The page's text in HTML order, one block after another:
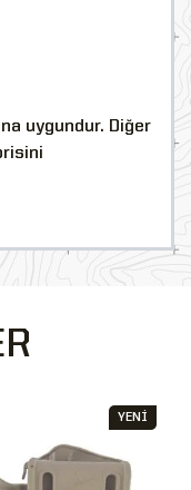
uygundur. Diğer
YENİ